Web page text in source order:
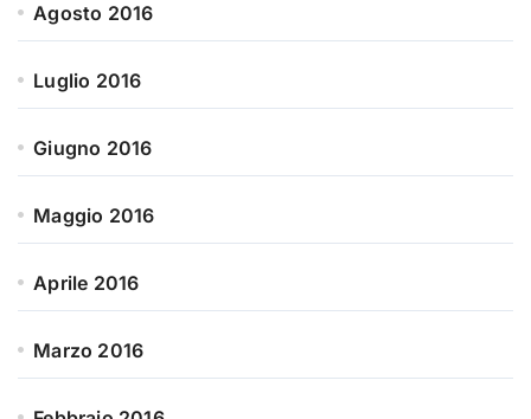
Agosto 2016
Luglio 2016
Giugno 2016
Maggio 2016
Aprile 2016
Marzo 2016